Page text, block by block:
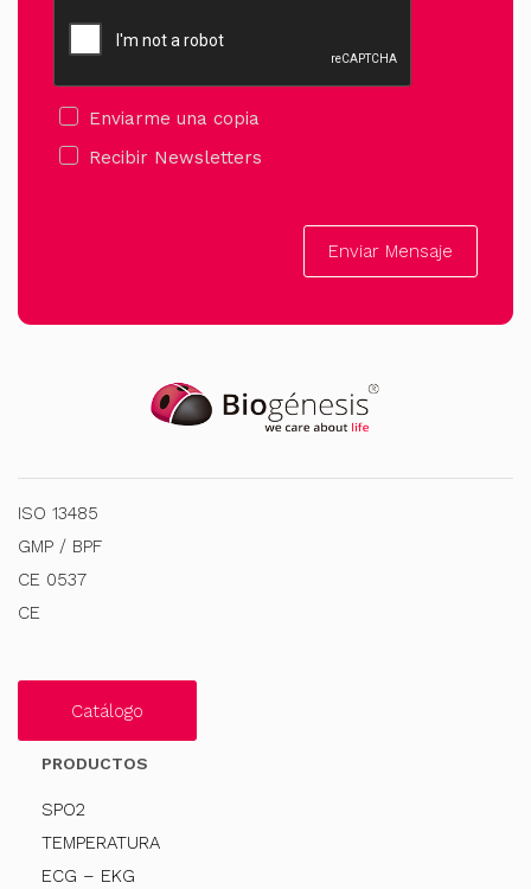
Enviarme una copia
Recibir Newsletters
Enviar Mensaje
ISO 13485
GMP / BPF
CE 0537
CE
Catálogo
PRODUCTOS
SPO2
TEMPERATURA
ECG – EKG